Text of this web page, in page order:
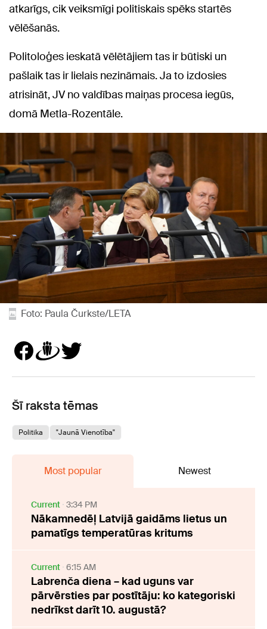
atkarīgs, cik veiksmīgi politiskais spēks startēs
vēlēšanās.
Politoloģes ieskatā vēlētājiem tas ir būtiski un
pašlaik tas ir lielais nezināmais. Ja to izdosies
atrisināt, JV no valdības maiņas procesa iegūs,
domā Metla-Rozentāle.
Foto: Paula Čurkste/LETA
Šī raksta tēmas
Politika "Jaunā Vienotība"
Most popular Newest
Current 3:34 PM
Nākamnedēļ Latvijā gaidāms lietus un
pamatīgs temperatūras kritums
Current 6:15 AM
Labrenča diena – kad uguns var
pārvērsties par postītāju: ko kategoriski
nedrīkst darīt 10. augustā?